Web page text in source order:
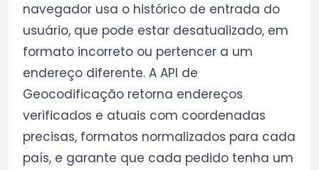
navegador usa o histórico de entrada do
usuário, que pode estar desatualizado, em
formato incorreto ou pertencer a um
endereço diferente. A API de
Geocodificação retorna endereços
verificados e atuais com coordenadas
precisas, formatos normalizados para cada
país, e garante que cada pedido tenha um